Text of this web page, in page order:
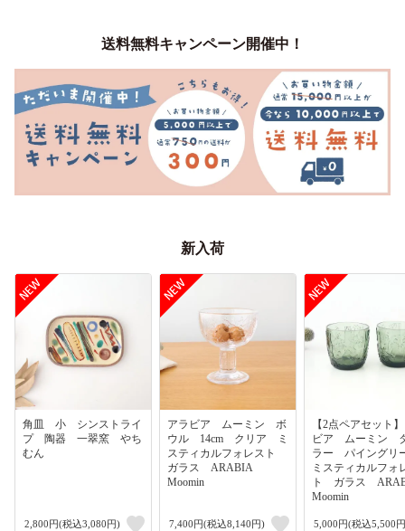
送料無料キャンペーン開催中！
新入荷
角皿 小 シンストライ
プ 陶器 一翠窯 やち
むん
2,800円(税込3,080円)
アラビア ムーミン ボ
ウル 14cm クリア ミ
スティカルフォレスト
ガラス ARABIA
Moomin
7,400円(税込8,140円)
【2点ペアセット
ビア ムーミン
ラー パイング
ミスティカルフォ
ト ガラス
Moomin
5,000円(税込5,500